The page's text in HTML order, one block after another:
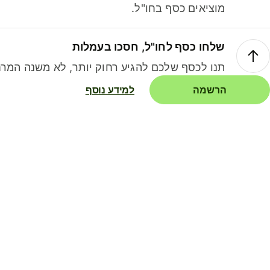
מוציאים כסף בחו"ל.
שלחו כסף לחו"ל, חסכו בעמלות
תנו לכסף שלכם להגיע רחוק יותר, לא משנה
הרשמה למידע נוסף